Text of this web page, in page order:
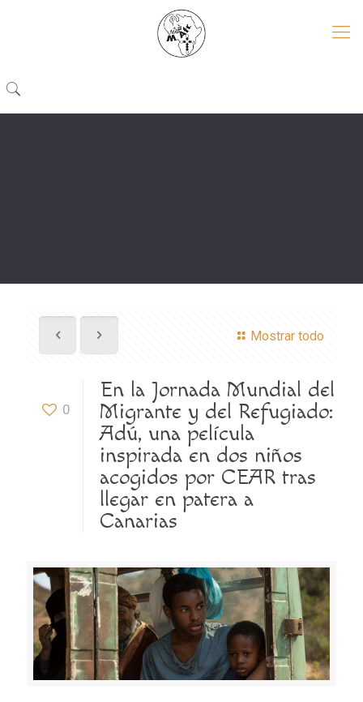
Mostrar todo
0
En la Jornada Mundial del
Migrante y del Refugiado:
Adú, una película
inspirada en dos niños
acogidos por CEAR tras
llegar en patera a
Canarias